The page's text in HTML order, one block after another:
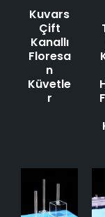
Kuvars
Çift
Kanallı
Floresa
n
Küvetle
r